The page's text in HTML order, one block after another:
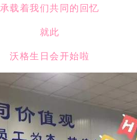
承载着我们共同的回忆
就此
沃格生日会开始啦